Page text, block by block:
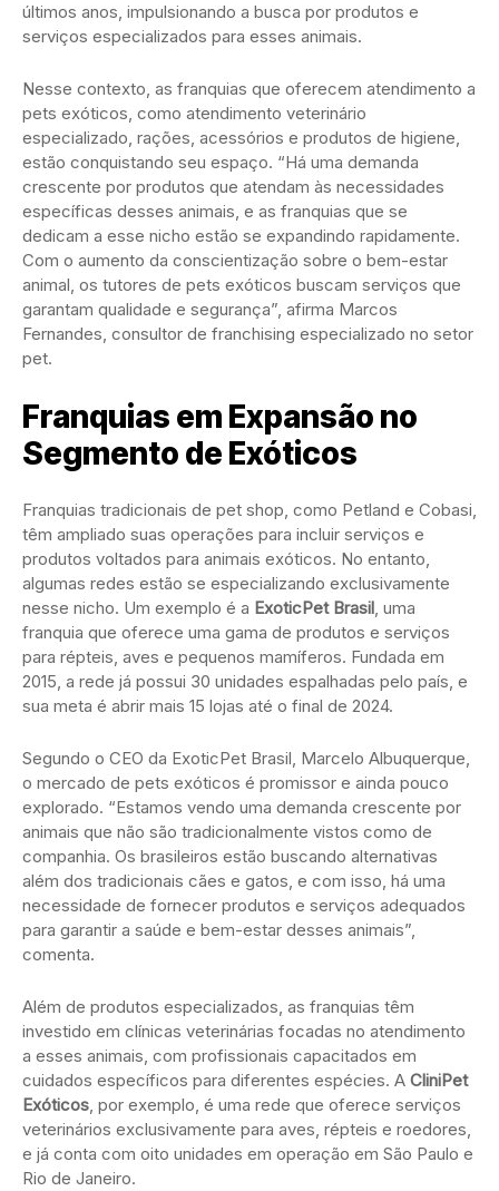
últimos anos, impulsionando a busca por produtos e
serviços especializados para esses animais.
Nesse contexto, as franquias que oferecem atendimento a
pets exóticos, como atendimento veterinário
especializado, rações, acessórios e produtos de higiene,
estão conquistando seu espaço. “Há uma demanda
crescente por produtos que atendam às necessidades
específicas desses animais, e as franquias que se
dedicam a esse nicho estão se expandindo rapidamente.
Com o aumento da conscientização sobre o bem-estar
animal, os tutores de pets exóticos buscam serviços que
garantam qualidade e segurança”, afirma Marcos
Fernandes, consultor de franchising especializado no setor
pet.
Franquias em Expansão no
Segmento de Exóticos
Franquias tradicionais de pet shop, como Petland e Cobasi,
têm ampliado suas operações para incluir serviços e
produtos voltados para animais exóticos. No entanto,
algumas redes estão se especializando exclusivamente
nesse nicho. Um exemplo é a ExoticPet Brasil, uma
franquia que oferece uma gama de produtos e serviços
para répteis, aves e pequenos mamíferos. Fundada em
2015, a rede já possui 30 unidades espalhadas pelo país, e
sua meta é abrir mais 15 lojas até o final de 2024.
Segundo o CEO da ExoticPet Brasil, Marcelo Albuquerque,
o mercado de pets exóticos é promissor e ainda pouco
explorado. “Estamos vendo uma demanda crescente por
animais que não são tradicionalmente vistos como de
companhia. Os brasileiros estão buscando alternativas
além dos tradicionais cães e gatos, e com isso, há uma
necessidade de fornecer produtos e serviços adequados
para garantir a saúde e bem-estar desses animais”,
comenta.
Além de produtos especializados, as franquias têm
investido em clínicas veterinárias focadas no atendimento
a esses animais, com profissionais capacitados em
cuidados específicos para diferentes espécies. A CliniPet
Exóticos, por exemplo, é uma rede que oferece serviços
veterinários exclusivamente para aves, répteis e roedores,
e já conta com oito unidades em operação em São Paulo e
Rio de Janeiro.